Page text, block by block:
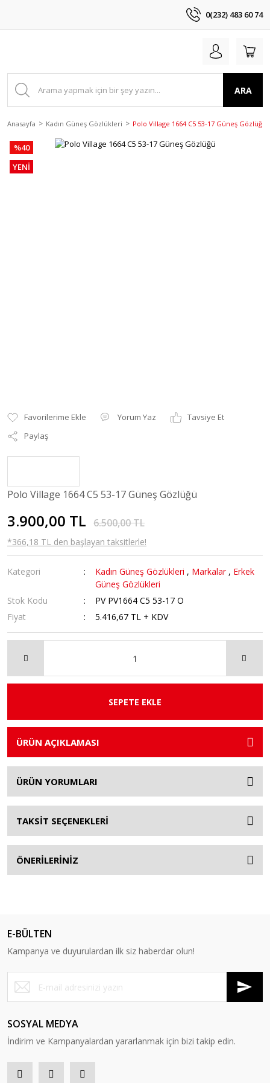
0(232) 483 60 74
ARA
Anasayfa Kadın Güneş Gözlükleri Polo Village 1664 C5 53-17 Güneş Gözlüğü
%40
YENİ
Yorum Yaz
Tavsiye Et
Paylaş
Polo Village 1664 C5 53-17 Güneş Gözlüğü
3.900,00 TL 6.500,00 TL
*366,18 TL den başlayan taksitlerle!
Kategori Kadın Güneş Gözlükleri , Markalar , Erkek
Güneş Gözlükleri
Stok Kodu
PV PV1664 C5 53-17 O
Fiyat
5.416,67 TL + KDV
SEPETE EKLE
ÜRÜN AÇIKLAMASI
ÜRÜN YORUMLARI
TAKSİT SEÇENEKLERİ
ÖNERİLERİNİZ
E-BÜLTEN
Kampanya ve duyurulardan ilk siz haberdar olun!
SOSYAL MEDYA
İndirim ve Kampanyalardan yararlanmak için bizi takip edin.